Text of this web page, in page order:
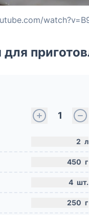
1
2 л
450 г
4 шт.
250 г